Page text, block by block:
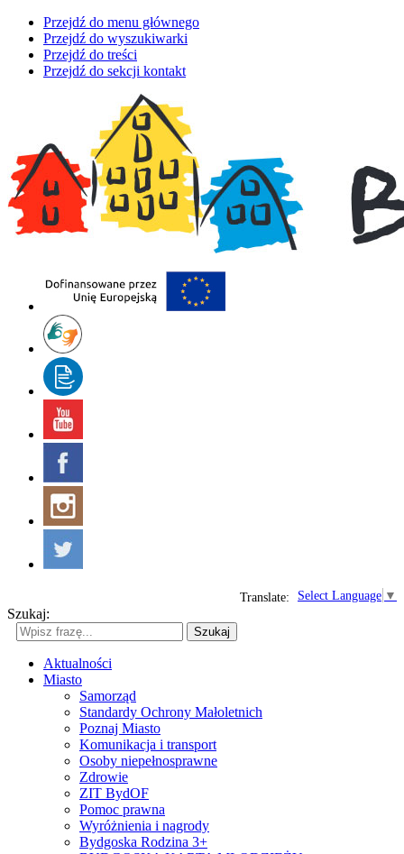
Przejdź do menu głównego
Przejdź do wyszukiwarki
Przejdź do treści
Przejdź do sekcji kontakt
Select Language ▼
Translate:
Szukaj:
Szukaj
Aktualności
Miasto
Samorząd
Standardy Ochrony Małoletnich
Poznaj Miasto
Komunikacja i transport
Osoby niepełnosprawne
Zdrowie
ZIT BydOF
Pomoc prawna
Wyróżnienia i nagrody
Bydgoska Rodzina 3+